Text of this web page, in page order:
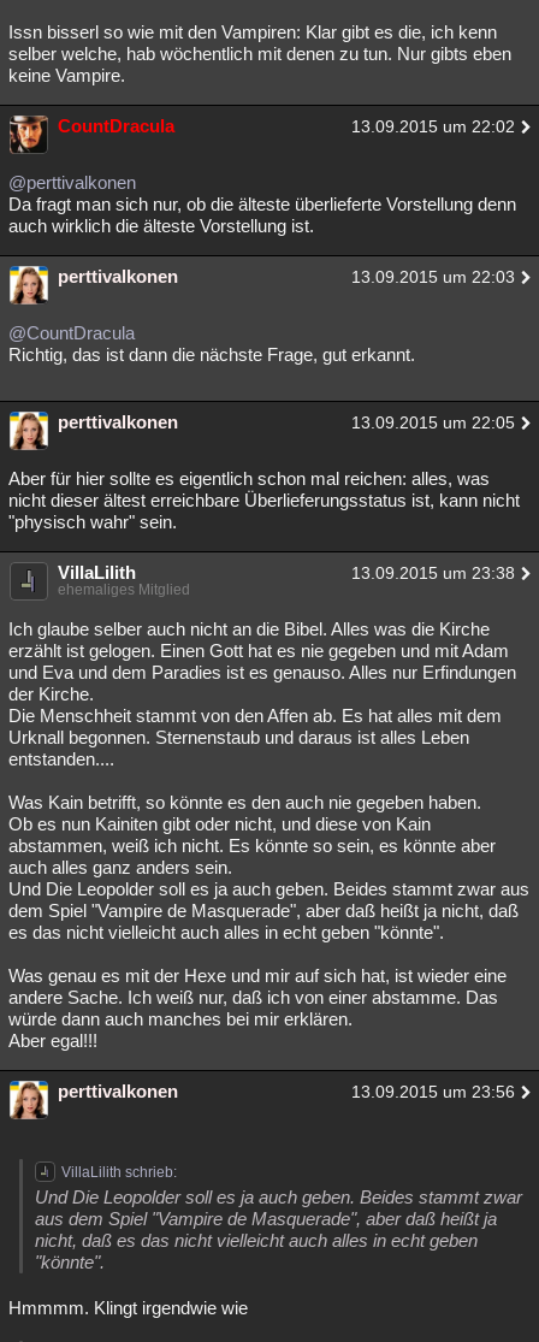
Issn bisserl so wie mit den Vampiren: Klar gibt es die, ich kenn
selber welche, hab wöchentlich mit denen zu tun. Nur gibts eben
keine Vampire.
CountDracula 13.09.2015 um 22:02
@perttivalkonen
Da fragt man sich nur, ob die älteste überlieferte Vorstellung denn
auch wirklich die älteste Vorstellung ist.
perttivalkonen 13.09.2015 um 22:03
@CountDracula
Richtig, das ist dann die nächste Frage, gut erkannt.
perttivalkonen 13.09.2015 um 22:05
Aber für hier sollte es eigentlich schon mal reichen: alles, was
nicht dieser ältest erreichbare Überlieferungsstatus ist, kann nicht
"physisch wahr" sein.
VillaLilith 13.09.2015 um 23:38
ehemaliges Mitglied
Ich glaube selber auch nicht an die Bibel. Alles was die Kirche
erzählt ist gelogen. Einen Gott hat es nie gegeben und mit Adam
und Eva und dem Paradies ist es genauso. Alles nur Erfindungen
der Kirche.
Die Menschheit stammt von den Affen ab. Es hat alles mit dem
Urknall begonnen. Sternenstaub und daraus ist alles Leben
entstanden....
Was Kain betrifft, so könnte es den auch nie gegeben haben.
Ob es nun Kainiten gibt oder nicht, und diese von Kain
abstammen, weiß ich nicht. Es könnte so sein, es könnte aber
auch alles ganz anders sein.
Und Die Leopolder soll es ja auch geben. Beides stammt zwar aus
dem Spiel "Vampire de Masquerade", aber daß heißt ja nicht, daß
es das nicht vielleicht auch alles in echt geben "könnte".
Was genau es mit der Hexe und mir auf sich hat, ist wieder eine
andere Sache. Ich weiß nur, daß ich von einer abstamme. Das
würde dann auch manches bei mir erklären.
Aber egal!!!
perttivalkonen 13.09.2015 um 23:56
VillaLilith schrieb:
Und Die Leopolder soll es ja auch geben. Beides stammt zwar
aus dem Spiel "Vampire de Masquerade", aber daß heißt ja
nicht, daß es das nicht vielleicht auch alles in echt geben
"könnte".
Hmmmm. Klingt irgendwie wie